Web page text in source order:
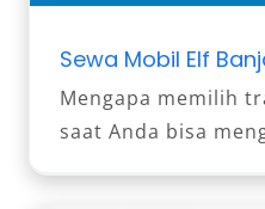
Sewa Mobil Elf
Mengapa memilih
saat Anda bisa